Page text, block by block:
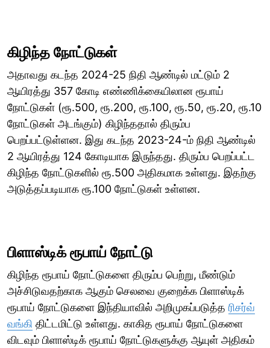
கிழிந்த நோட்டுகள்
அதாவது கடந்த 2024-25 நிதி ஆண்டில் மட்டும் 2
ஆயிரத்து 357 கோடி எண்ணிக்கையிலான ரூபாய்
நோட்டுகள் (ரூ.500, ரூ.200, ரூ.100, ரூ.50, ரூ.20, ரூ.10
நோட்டுகள் அடங்கும்) கிழிந்ததால் திரும்ப
பெறப்பட்டுள்ளன. இது கடந்த 2023-24-ம் நிதி ஆண்டில்
2 ஆயிரத்து 124 கோடியாக இருந்தது. திரும்ப பெறப்பட்ட
கிழிந்த நோட்டுகளில் ரூ.500 அதிகமாக உள்ளது. இதற்கு
அடுத்தப்படியாக ரூ.100 நோட்டுகள் உள்ளன.
பிளாஸ்டிக் ரூபாய் நோட்டு
கிழிந்த ரூபாய் நோட்டுகளை திரும்ப பெற்று, மீண்டும்
அச்சிடுவதற்காக ஆகும் செலவை குறைக்க பிளாஸ்டிக்
ரூபாய் நோட்டுகளை இந்தியாவில் அறிமுகப்படுத்த ரிசர்வ்
வங்கி திட்டமிட்டு உள்ளது. காகித ரூபாய் நோட்டுகளை
விடவும் பிளாஸ்டிக் ரூபாய் நோட்டுகளுக்கு ஆயுள் அதிகம்